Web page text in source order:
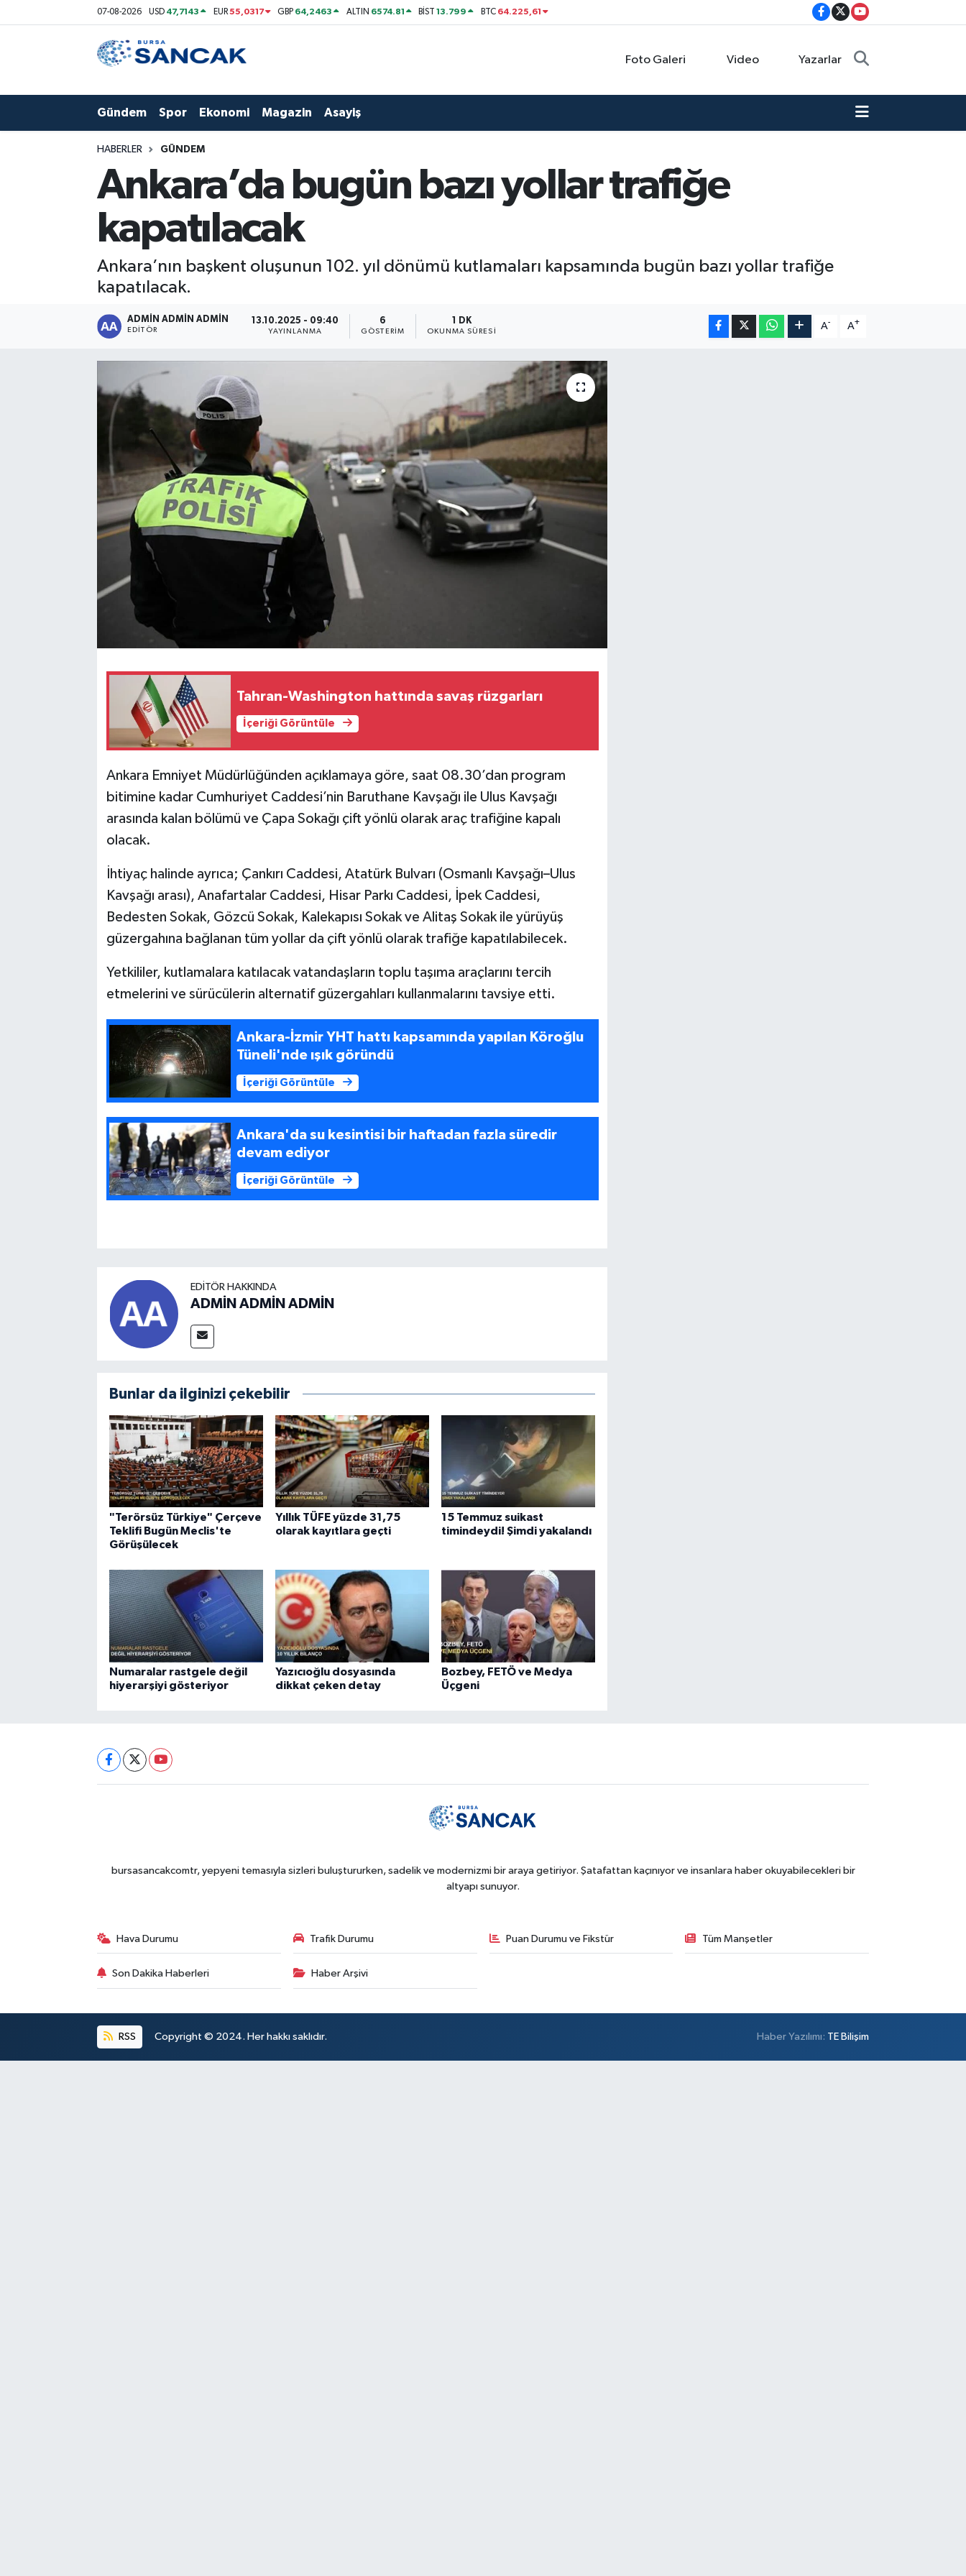
07-08-2026 USD 47,7143 EUR55,0317 GBP 64,2463 ALTIN 6574.81 BİST13.799 BTC 64.225,61
Foto Galeri Video Yazarlar
Gündem Spor Ekonomi Magazin Asayiş
HABERLER GÜNDEM
Ankara’da bugün bazı yollar trafiğe
kapatılacak
Ankara’nın başkent oluşunun 102. yıl dönümü kutlamaları kapsamında bugün bazı yollar trafiğe
kapatılacak.
ADMİN ADMİN ADMİN
EDITÖR
13.10.2025 - 09:40
YAYINLANMA
6
GÖSTERIM
1 DK
OKUNMA SÜRESI
A- A+
Tahran-Washington hattında savaş rüzgarları
İçeriği Görüntüle
Ankara Emniyet Müdürlüğünden açıklamaya göre, saat 08.30’dan program
bitimine kadar Cumhuriyet Caddesi’nin Baruthane Kavşağı ile Ulus Kavşağı
arasında kalan bölümü ve Çapa Sokağı çift yönlü olarak araç trafiğine kapalı
olacak.
İhtiyaç halinde ayrıca; Çankırı Caddesi, Atatürk Bulvarı (Osmanlı Kavşağı–Ulus
Kavşağı arası), Anafartalar Caddesi, Hisar Parkı Caddesi, İpek Caddesi,
Bedesten Sokak, Gözcü Sokak, Kalekapısı Sokak ve Alitaş Sokak ile yürüyüş
güzergahına bağlanan tüm yollar da çift yönlü olarak trafiğe kapatılabilecek.
Yetkililer, kutlamalara katılacak vatandaşların toplu taşıma araçlarını tercih
etmelerini ve sürücülerin alternatif güzergahları kullanmalarını tavsiye etti.
Ankara-İzmir YHT hattı kapsamında yapılan Köroğlu
Tüneli'nde ışık göründü
İçeriği Görüntüle
Ankara'da su kesintisi bir haftadan fazla süredir
devam ediyor
İçeriği Görüntüle
EDITÖR HAKKINDA
ADMİN ADMİN ADMİN
Bunlar da ilginizi çekebilir
"Terörsüz Türkiye" Çerçeve
Teklifi Bugün Meclis'te
Görüşülecek
Yıllık TÜFE yüzde 31,75
olarak kayıtlara geçti
15 Temmuz suikast
timindeydi! Şimdi yakalandı
Numaralar rastgele değil
hiyerarşiyi gösteriyor
Yazıcıoğlu dosyasında
dikkat çeken detay
Bozbey, FETÖ ve Medya
Üçgeni
bursasancakcomtr, yepyeni temasıyla sizleri buluştururken, sadelik ve modernizmi bir araya getiriyor. Şatafattan kaçınıyor ve insanlara haber okuyabilecekleri bir
altyapı sunuyor.
Hava Durumu Trafik Durumu Puan Durumu ve Fikstür Tüm Manşetler
Son Dakika Haberleri Haber Arşivi
RSS Copyright © 2024. Her hakkı saklıdır. Haber Yazılımı: TE Bilişim
Hava Durumu
Son Dakika Haberleri
Haber Arşivi